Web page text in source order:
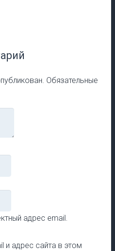
Обязательные
адрес email.
и адрес сайта в этом